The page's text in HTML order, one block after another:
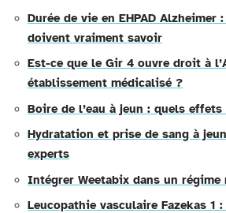
Durée de vie en EHPAD
doivent vraiment savoir
Est-ce que le Gir 4 ouvre droit à
établissement médicalisé ?
Boire de l’eau à jeun : quels
Hydratation et prise de sang à
experts
Intégrer Weetabix dans un régime
Leucopathie vasculaire Fazekas 1